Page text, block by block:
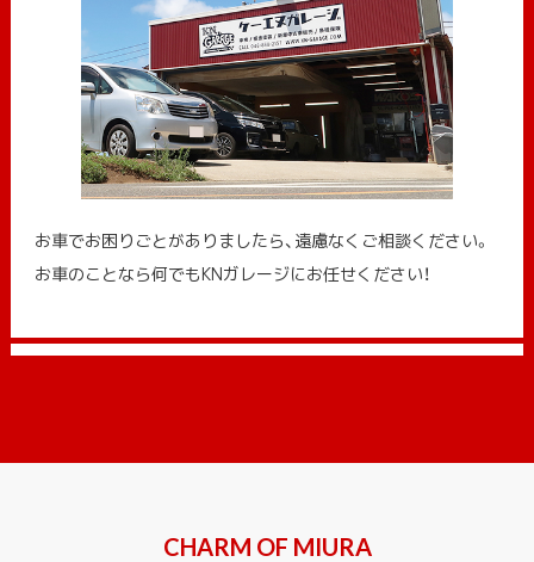
お車でお困りごとがありましたら、遠慮なくご相談ください。
お車のことなら何でもKNガレージにお任せください！
CHARM OF MIURA